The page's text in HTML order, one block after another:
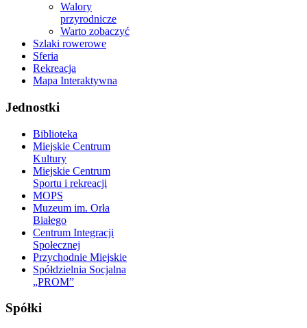
Walory
przyrodnicze
Warto zobaczyć
Szlaki rowerowe
Sferia
Rekreacja
Mapa Interaktywna
Jednostki
Biblioteka
Miejskie Centrum
Kultury
Miejskie Centrum
Sportu i rekreacji
MOPS
Muzeum im. Orła
Białego
Centrum Integracji
Społecznej
Przychodnie Miejskie
Spółdzielnia Socjalna
„PROM”
Spółki